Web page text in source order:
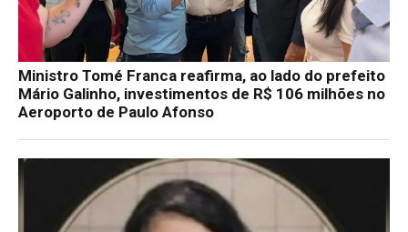
Ministro Tomé Franca reafirma, ao lado do prefeito
Mário Galinho, investimentos de R$ 106 milhões no
Aeroporto de Paulo Afonso